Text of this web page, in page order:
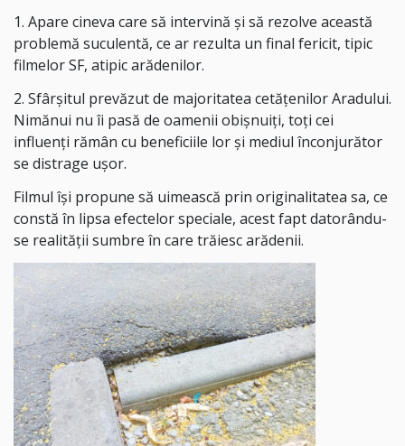
1. Apare cineva care să intervină și să rezolve această
problemă suculentă, ce ar rezulta un final fericit, tipic
filmelor SF, atipic arădenilor.
2. Sfârșitul prevăzut de majoritatea cetățenilor Aradului.
Nimănui nu îi pasă de oamenii obișnuiți, toți cei
influenți rămân cu beneficiile lor și mediul înconjurător
se distrage ușor.
Filmul își propune să uimească prin originalitatea sa, ce
constă în lipsa efectelor speciale, acest fapt datorându-
se realității sumbre în care trăiesc arădenii.